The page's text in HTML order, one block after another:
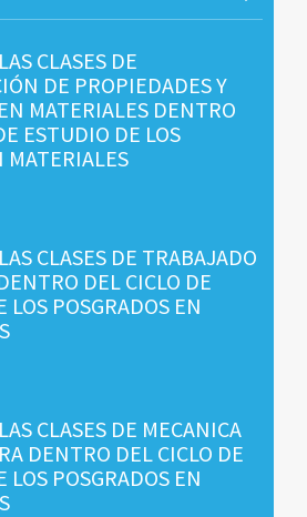
CLASES DE
DE PROPIEDADES Y
MATERIALES DENTRO
ESTUDIO DE LOS
MATERIALES
CLASES DE TRABAJADO
DEL CICLO DE
LOS POSGRADOS EN
CLASES DE MECANICA
DENTRO DEL CICLO DE
LOS POSGRADOS EN